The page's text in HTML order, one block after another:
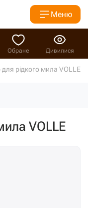
Меню
Обране Дивилися
рідкого мила VOLLE
VOLLE